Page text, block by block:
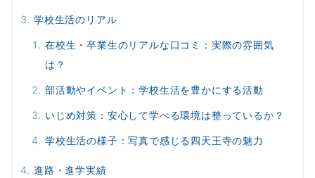
学校生活のリアル
在校生・卒業生のリアルな口コミ：実際の雰囲気
は？
部活動やイベント：学校生活を豊かにする活動
いじめ対策：安心して学べる環境は整っているか？
学校生活の様子：写真で感じる四天王寺の魅力
進路・進学実績